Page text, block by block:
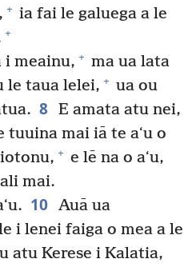
+ ia fai le galuega a le
+
i meainu, + ma ua lata
le taua lelei, + ua ou
8 E amata atu nei,
tuuina mai iā te aʻu o
+ e lē na o aʻu,
mai.
10 Auā ua
i lenei faiga o mea a le
atu Kerese i Kalatia,